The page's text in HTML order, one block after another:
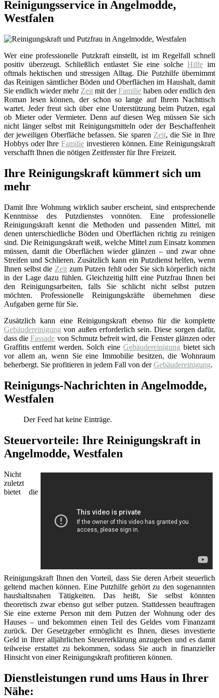
Reinigungsservice in Angelmodde,
Westfalen
Wer eine professionelle Putzkraft einstellt, ist im Regelfall schnell
positiv überzeugt. Schließlich entlastet Sie eine solcheHilfe im
oftmals hektischen und stressigen Alltag. Die Putzhilfe übernimmt
das Reinigen sämtlicher Böden und Oberflächen im Haushalt, damit
Sie endlich wieder mehr Zeit mit derFamilie haben oder endlich den
Roman lesen können, der schon so lange auf Ihrem Nachttisch
wartet. Jeder freut sich über eine Unterstützung beim Putzen, egal
ob Mieter oder Vermieter. Denn auf diesen Weg müssen Sie sich
nicht länger selbst mit Reinigungsmitteln oder der Beschaffenheit
der jeweiligen Oberfläche befassen. Sie sparen Zeit, die Sie in Ihre
Hobbys oder IhreFamilie investieren können. Eine Reinigungskraft
verschafft Ihnen die nötigen Zeitfenster für Ihre Freizeit.
Ihre Reinigungskraft kümmert sich um
mehr
Damit Ihre Wohnung wirklich sauber erscheint, sind entsprechende
Kenntnisse des Putzdienstes vonnöten. Eine professionelle
Reinigungskraft kennt die Methoden und passenden Mittel, mit
denen unterschiedliche Böden und Oberflächen richtig zu reinigen
sind. Die Reinigungskraft weiß, welche Mittel zum Einsatz kommen
müssen, damit die Oberflächen wieder glänzen – und zwar ohne
Streifen und Schlieren. Zusätzlich kann ein Putzdienst helfen, wenn
Ihnen selbst die Zeitzum Putzen fehlt oder Sie sich körperlich nicht
in der Lage dazu fühlen. Gleichzeitig hilft eine Putzfrau Ihnen bei
den Reinigungsarbeiten, falls Sie schlicht nicht selbst putzen
möchten. Professionelle Reinigungskräfte übernehmen diese
Aufgaben gerne für Sie.
Zusätzlich kann eine Reinigungskraft ebenso für die komplette
Gebäudereinigung von außen erforderlich sein. Diese sorgen dafür,
dass dieFassade von Schmutz befreit wird, die Fenster glänzen oder
Graffitis entfernt werden. Solch eine Gebäudereinigung bietet sich
vor allem an, wenn Sie eine Immobilie besitzen, die Wohnraum
beherbergt. Sie profitieren in jedem Fall von derGebäudereinigung.
Reinigungs-Nachrichten in Angelmodde,
Westfalen
Der Feed hat keine Einträge.
Steuervorteile: Ihre Reinigungskraft in
Angelmodde, Westfalen
Nicht
zuletzt
bietet die
Reinigungskraft Ihnen den Vorteil, dass Sie deren Arbeit steuerlich
geltend machen können. Eine Putzhilfe gehört zu den sogenannten
haushaltsnahen Tätigkeiten. Das heißt, Sie selbst könnten
theoretisch zwar ebenso gut selber putzen. Stattdessen beauftragen
Sie eine externe Person mit dem Putzen der Wohnung oder des
Hauses – und bekommen einen Teil des Geldes vom Finanzamt
zurück. Der Gesetzgeber ermöglicht es Ihnen, dieses investierte
Geld in Ihrer alljährlichen Steuererklärung anzugeben und es damit
teilweise erstattet zu bekommen, sodass Sie auch in finanzieller
Hinsicht von einer Reinigungskraft profitieren können.
Dienstleistungen rund ums Haus in Ihrer
Nähe: